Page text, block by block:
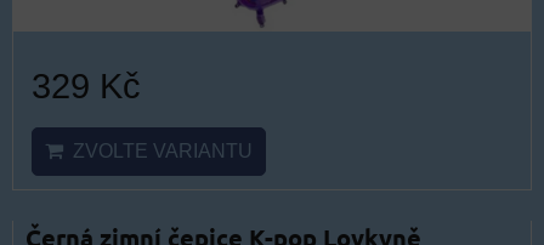
329 Kč
ZVOLTE VARIANTU
Černá zimní čepice K-pop Lovkyně